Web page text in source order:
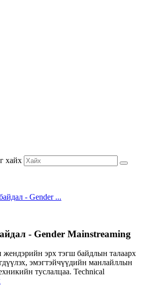
хайх
- Gender ...
- Gender Mainstreaming
эрх тэгш байдлын талаарх
эмэгтэйчүүдийн манлайллын
туслалцаа. Technical